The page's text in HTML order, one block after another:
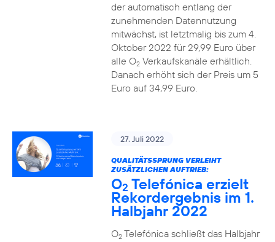
der automatisch entlang der
zunehmenden Datennutzung
mitwächst, ist letztmalig bis zum 4.
Oktober 2022 für 29,99 Euro über
alle O2Verkaufskanäle erhältlich.
Danach erhöht sich der Preis um 5
Euro auf 34,99 Euro.
27. Juli 2022
QUALITÄTSSPRUNG VERLEIHT
ZUSÄTZLICHEN AUFTRIEB:
O2 Telefónica erzielt
Rekordergebnis im 1.
Halbjahr 2022
O2Telefónica schließt das Halbjahr